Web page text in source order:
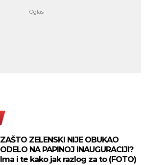
ZAŠTO ZELENSKI NIJE OBUKAO
ODELO NA PAPINOJ INAUGURACIJI?
Ima i te kako jak razlog za to (FOTO)